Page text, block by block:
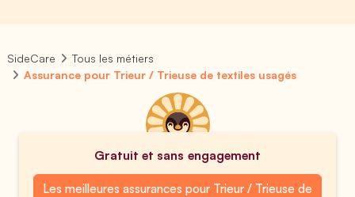
SideCare
Tous les métiers
Assurance pour Trieur / Trieuse de textiles usagés
Gratuit et sans engagement
Les meilleures assurances pour Trieur / Trieuse de